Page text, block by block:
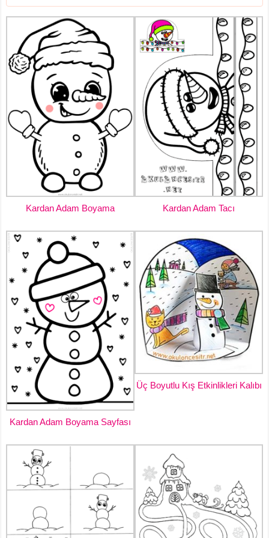
Kardan Adam Boyama Kardan Adam Tacı
Kardan Adam Boyama Sayfası
Üç Boyutlu Kış Etkinlikleri Kalıbı